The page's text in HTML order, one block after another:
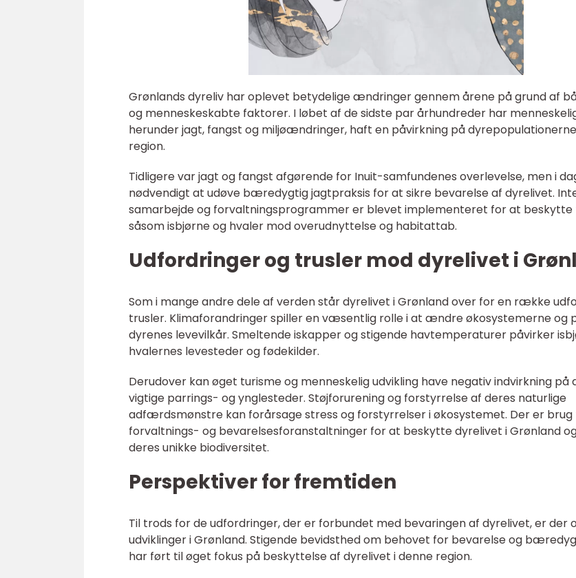
Grønlands dyreliv har oplevet betydelige ændringer gennem årene på grund af
og menneskeskabte faktorer. I løbet af de sidste par århundreder har
herunder jagt, fangst og miljøændringer, haft en påvirkning på
region.
Tidligere var jagt og fangst afgørende for Inuit-samfundenes overlevelse, men i
nødvendigt at udøve bæredygtig jagtpraksis for at sikre bevarelse af dyrelivet.
samarbejde og forvaltningsprogrammer er blevet implementeret for at
såsom isbjørne og hvaler mod overudnyttelse og habitattab.
Udfordringer og trusler mod dyrelivet i
Som i mange andre dele af verden står dyrelivet i Grønland over for en række
trusler. Klimaforandringer spiller en væsentlig rolle i at ændre økosystemerne og
dyrenes levevilkår. Smeltende iskapper og stigende havtemperaturer påvirker
hvalernes levesteder og fødekilder.
Derudover kan øget turisme og menneskelig udvikling have negativ indvirkning på
vigtige parrings- og ynglesteder. Støjforurening og forstyrrelse af deres naturlige
adfærdsmønstre kan forårsage stress og forstyrrelser i økosystemet. Der er
forvaltnings- og bevarelsesforanstaltninger for at beskytte dyrelivet i Grønland
deres unikke biodiversitet.
Perspektiver for fremtiden
Til trods for de udfordringer, der er forbundet med bevaringen af dyrelivet, er der
udviklinger i Grønland. Stigende bevidsthed om behovet for bevarelse og
har ført til øget fokus på beskyttelse af dyrelivet i denne region.